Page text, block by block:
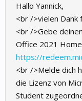
Hallo Yannick,
<br />vielen Dank
<br />Gebe
Office 2021
https://
<br />Melde dich
die Lizenz von
Student